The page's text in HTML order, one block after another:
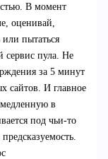
В момент
оценивай,
пытаться
сервис пула. Не
за 5 минут
сайтов. И главное
в
под чьи-то